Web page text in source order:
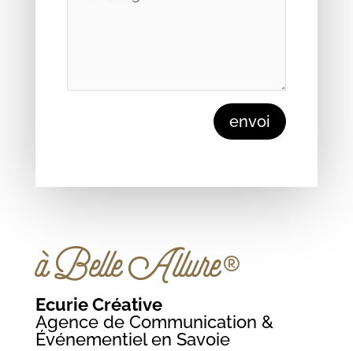
envoi
à Belle Allure®
Ecurie Créative
Agence de Communication &
Événementiel en Savoie